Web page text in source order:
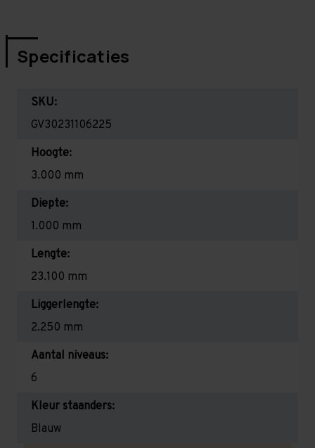
Specificaties
SKU:
GV30231106225
Hoogte:
3.000 mm
Diepte:
1.000 mm
Lengte:
23.100 mm
Liggerlengte:
2.250 mm
Aantal niveaus:
6
Kleur staanders:
Blauw